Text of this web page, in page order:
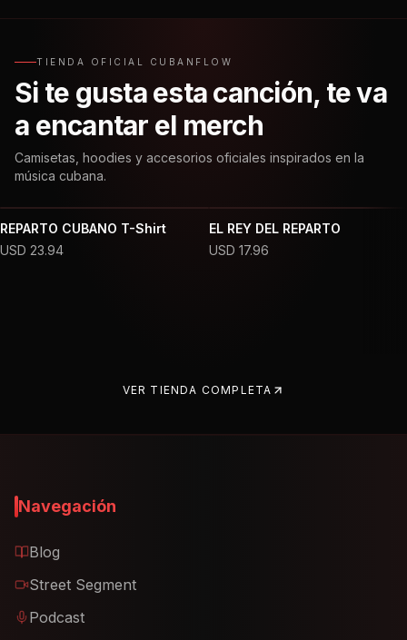
TIENDA OFICIAL CUBANFLOW
Si te gusta esta canción, te va
a encantar el merch
Camisetas, hoodies y accesorios oficiales inspirados en la
música cubana.
REPARTO CUBANO T-Shirt
USD 23.94
EL REY DEL REPARTO
USD 17.96
VER TIENDA COMPLETA
Navegación
Blog
Street Segment
Podcast